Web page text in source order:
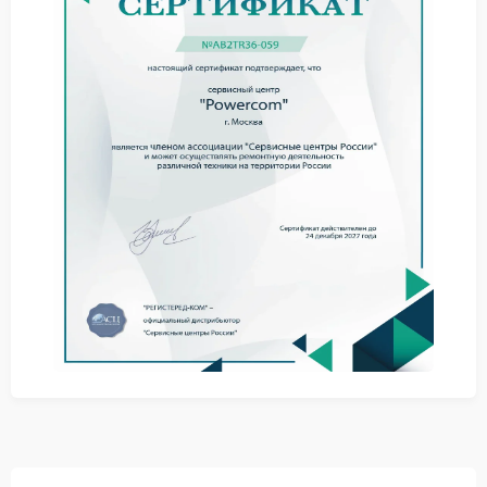
осмотрите разъемы визуально.
Очистите контакты от пыли мягкой тканью
Проверьте целостность пластиковых частей
Попробуйте использовать запасные кабели
Если проблема сохраняется, не стоит продолжать
эксперименты самостоятельно.
предполагает замену поврежденных разъемов и
восстановление надежного контакта.
Профессиональное устранение
неисправности
Сервис Powercom предлагает квалифицированную